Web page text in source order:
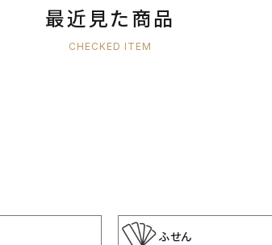
最近見た商品
CHECKED ITEM
ふせん